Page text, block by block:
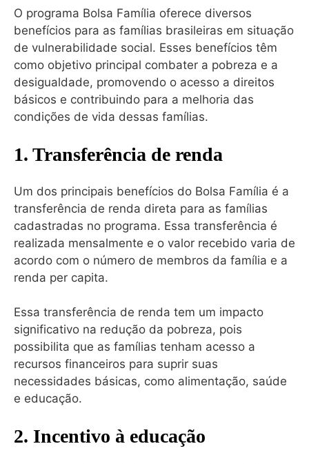
O programa Bolsa Família oferece diversos
benefícios para as famílias brasileiras em situação
de vulnerabilidade social. Esses benefícios têm
como objetivo principal combater a pobreza e a
desigualdade, promovendo o acesso a direitos
básicos e contribuindo para a melhoria das
condições de vida dessas famílias.
1. Transferência de renda
Um dos principais benefícios do Bolsa Família é a
transferência de renda direta para as famílias
cadastradas no programa. Essa transferência é
realizada mensalmente e o valor recebido varia de
acordo com o número de membros da família e a
renda per capita.
Essa transferência de renda tem um impacto
significativo na redução da pobreza, pois
possibilita que as famílias tenham acesso a
recursos financeiros para suprir suas
necessidades básicas, como alimentação, saúde
e educação.
2. Incentivo à educação